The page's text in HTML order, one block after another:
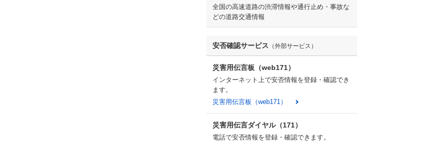
全国の高速道路の渋滞情報や通行止め・事故な
どの道路交通情報
安否確認サービス （外部サービス）
災害用伝言板（web171）
インターネット上で安否情報を登録・確認でき
ます。
災害用伝言板（web171）
災害用伝言ダイヤル（171）
電話で安否情報を登録・確認できます。